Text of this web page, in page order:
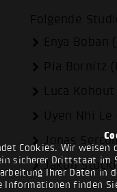
Cookies. Wir weisen
sicherer Drittstaat
Ihrer Daten in
Informationen finden
Folgende
Enya
Pia Bornitz
Luca
Uyen Nhi
Jonas
Jakob